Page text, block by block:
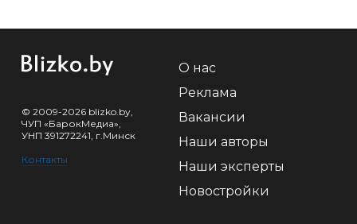
© 2009-2026 blizko.by,
ЧУП «БарокМедиа»,
УНП 391272241, г.Минск
Контакты
О нас
Реклама
Вакансии
Наши авторы
Наши эксперты
Новостройки